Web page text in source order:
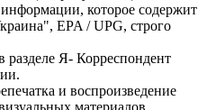
информации, которое содержит
EPA / UPG, строго
разделе Я- Корреспондент
и воспроизведение